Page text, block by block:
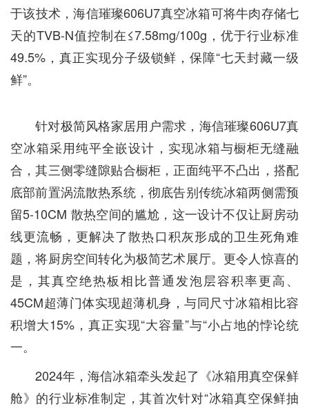
于该技术，海信璀璨606U7真空冰箱可将牛肉存储七
天的TVB-N值控制在≤7.58mg/100g，优于行业标准
49.5%，真正实现分子级锁鲜，保障“七天封藏一级
鲜”。
针对极简风格家居用户需求，海信璀璨606U7真
空冰箱采用纯平全嵌设计，实现冰箱与橱柜无缝融
合，其三侧零缝隙贴合橱柜，正面纯平不凸出，搭配
底部前置涡流散热系统，彻底告别传统冰箱两侧需预
留5-10CM 散热空间的尴尬，这一设计不仅让厨房动
线更流畅，更解决了散热口积灰形成的卫生死角难
题，将厨房空间转化为极简艺术展厅。更令人惊喜的
是，其真空绝热板相比普通发泡层容积率更高、
45CM超薄门体实现超薄机身，与同尺寸冰箱相比容
积增大15%，真正实现“大容量”与“小占地的悖论统
一。
2024年，海信冰箱牵头发起了《冰箱用真空保鲜
舱》的行业标准制定，其首次针对“冰箱真空保鲜抽